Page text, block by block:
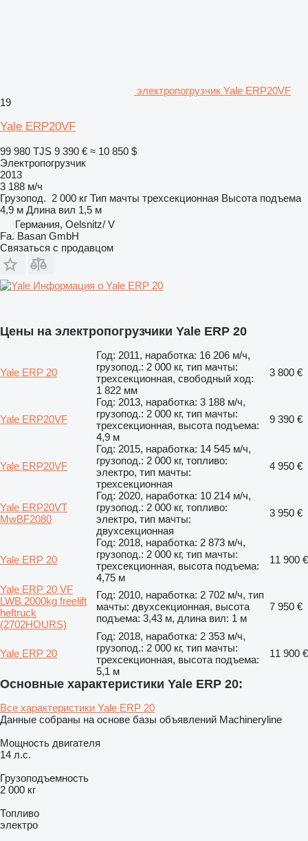
электропогрузчик Yale ERP20VF
19
Yale ERP20VF
99 980 TJS 9 390 € ≈ 10 850 $
Электропогрузчик
2013
3 188 м/ч
Грузопод. 2 000 кг Тип мачты трехсекционная Высота подъема
4,9 м Длина вил 1,5 м
Германия, Oelsnitz/ V
Fa. Basan GmbH
Связаться с продавцом
Информация о Yale ERP 20
Цены на электропогрузчики Yale ERP 20
Yale ERP 20
Год: 2011, наработка: 16 206 м/ч,
грузопод.: 2 000 кг, тип мачты:
трехсекционная, свободный ход:
1 822 мм
3 800 €
Yale ERP20VF
Год: 2013, наработка: 3 188 м/ч,
грузопод.: 2 000 кг, тип мачты:
трехсекционная, высота подъема:
4,9 м
9 390 €
Yale ERP20VF
Год: 2015, наработка: 14 545 м/ч,
грузопод.: 2 000 кг, топливо:
электро, тип мачты:
трехсекционная
4 950 €
Yale ERP20VT
MwBF2080
Год: 2020, наработка: 10 214 м/ч,
грузопод.: 2 000 кг, топливо:
электро, тип мачты:
двухсекционная
3 950 €
Yale ERP 20
Год: 2018, наработка: 2 873 м/ч,
грузопод.: 2 000 кг, тип мачты:
трехсекционная, высота подъема:
4,75 м
11 900 €
Yale ERP 20 VF
LWB 2000kg freelift
heftruck
(2702HOURS)
Год: 2010, наработка: 2 702 м/ч, тип
мачты: двухсекционная, высота
подъема: 3,43 м, длина вил: 1 м
7 950 €
Yale ERP 20
Год: 2018, наработка: 2 353 м/ч,
грузопод.: 2 000 кг, тип мачты:
трехсекционная, высота подъема:
5,1 м
11 900 €
Основные характеристики Yale ERP 20:
Все характеристики Yale ERP 20
Данные собраны на основе базы объявлений Machineryline
Мощность двигателя
14 л.с.
Грузоподъемность
2 000 кг
Топливо
электро